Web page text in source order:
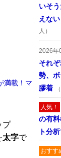
満載！マ
プ
太字で
いそ
えな
人）
2026年
それ
勢、
膠着
人気！
の有
ト分
おすす